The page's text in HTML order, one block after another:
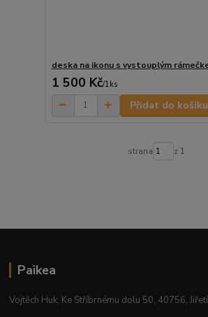
deska na ikonu s vystouplým
1 500 Kč/1ks
Přidat do košíku
strana z 1
Paikea
Vojtěch Huk, Ke Stříbrnému dolu 50, 40756,